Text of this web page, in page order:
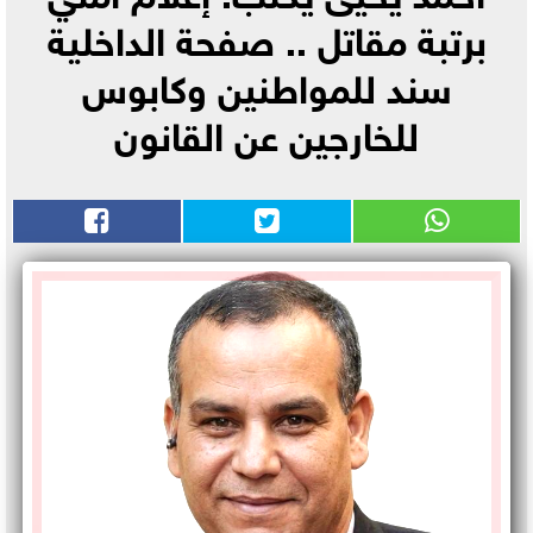
برتبة مقاتل .. صفحة الداخلية
سند للمواطنين وكابوس
للخارجين عن القانون